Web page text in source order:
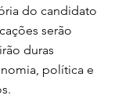
do candidato
serão
duras
política e